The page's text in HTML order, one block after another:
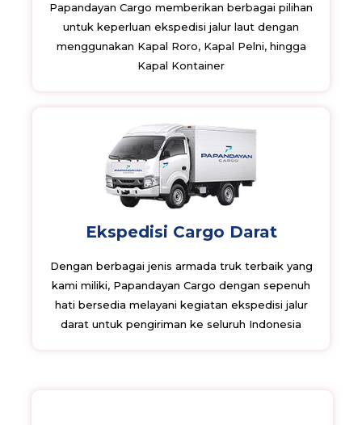
Papandayan Cargo memberikan berbagai pilihan
untuk keperluan ekspedisi jalur laut dengan
menggunakan Kapal Roro, Kapal Pelni, hingga
Kapal Kontainer
Ekspedisi Cargo Darat
Dengan berbagai jenis armada truk terbaik yang
kami miliki, Papandayan Cargo dengan sepenuh
hati bersedia melayani kegiatan ekspedisi jalur
darat untuk pengiriman ke seluruh Indonesia